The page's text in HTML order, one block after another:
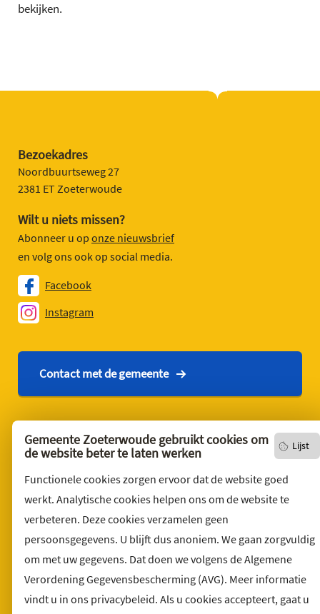
Lijst
Gemeente Zoeterwoude gebruikt cookies om
de website beter te laten werken
Functionele cookies zorgen ervoor dat de website goed
werkt. Analytische cookies helpen ons om de website te
verbeteren. Deze cookies verzamelen geen
persoonsgegevens. U blijft dus anoniem. We gaan zorgvuldig
om met uw gegevens. Dat doen we volgens de Algemene
Verordening Gegevensbescherming (AVG). Meer informatie
vindt u in ons privacybeleid. Als u cookies accepteert, gaat u
bekijken.
Bezoekadres
Noordbuurtseweg 27
2381 ET Zoeterwoude
Wilt u niets missen?
Abonneer u op onze nieuwsbrief
en volg ons ook op social media.
Facebook
Instagram
Contact met de gemeente
Contact
English version
Privacyverklaring
Over deze website
Sitemap
Toegankelijkheid
Klacht indienen
Archief